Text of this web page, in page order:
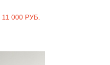
11 000 РУБ.